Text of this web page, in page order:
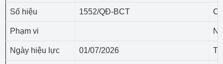
Số hiệu 1552/QĐ-BCT
Phạm vi
Ngày hiệu lực 01/07/2026